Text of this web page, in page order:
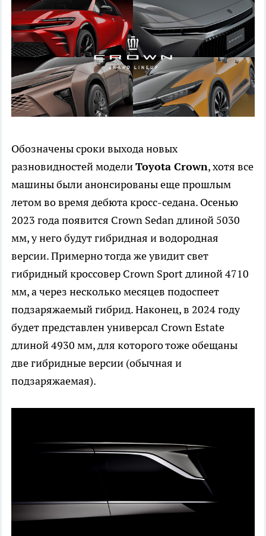
Обозначены сроки выхода новых
разновидностей моделиToyota Crown, хотя все
машины были анонсированы еще прошлым
летом во время дебюта кросс-седана. Осенью
2023 года появится Crown Sedan длиной 5030
мм, у него будут гибридная и водородная
версии. Примерно тогда же увидит свет
гибридный кроссовер Crown Sport длиной 4710
мм, а через несколько месяцев подоспеет
подзаряжаемый гибрид. Наконец, в 2024 году
будет представлен универсал Crown Estate
длиной 4930 мм, для которого тоже обещаны
две гибридные версии (обычная и
подзаряжаемая).